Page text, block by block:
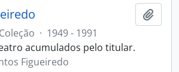
Coleção · 1949 - 1991
acumulados pelo titular.
Figueiredo